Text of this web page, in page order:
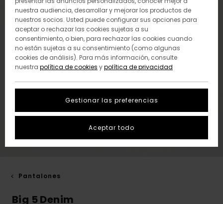
Pantalones
Big 5 Denim
nuestra audiencia, desarrollar y mejorar los productos de
nuestros socios. Usted puede configurar sus opciones para
aceptar o rechazar las cookies sujetas a su
consentimiento, o bien, para rechazar las cookies cuando
no están sujetas a su consentimiento (como algunas
cookies de análisis). Para más información, consulte
nuestra política de cookies ypolítica de privacidad
Gestionar las preferencias
Aceptar todo